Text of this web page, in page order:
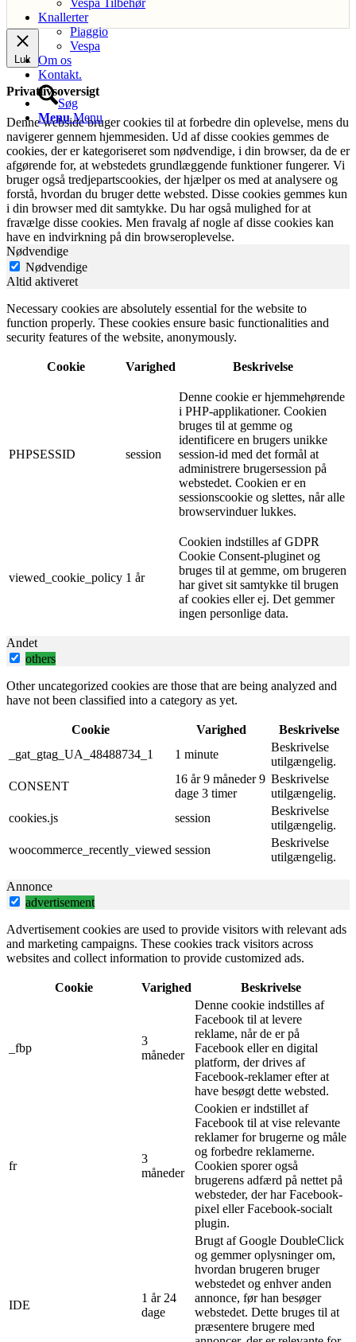
Vespa Tilbehør
Knallerter
Piaggio
Vespa
Om os
Kontakt.
Søg
Menu Menu
Luk
Privatlivsoversigt
Denne webside bruger cookies til at forbedre din oplevelse, mens du
navigerer gennem hjemmesiden. Ud af disse cookies gemmes de
cookies, der er kategoriseret som nødvendige, i din browser, da de er
afgørende for, at webstedets grundlæggende funktioner fungerer. Vi
bruger også tredjepartscookies, der hjælper os med at analysere og
forstå, hvordan du bruger dette websted. Disse cookies gemmes kun
i din browser med dit samtykke. Du har også mulighed for at
fravælge disse cookies. Men fravalg af nogle af disse cookies kan
have en indvirkning på din browseroplevelse.
Nødvendige
Nødvendige
Altid aktiveret
Necessary cookies are absolutely essential for the website to
function properly. These cookies ensure basic functionalities and
security features of the website, anonymously.
Cookie Varighed Beskrivelse
PHPSESSID session
Denne cookie er hjemmehørende
i PHP-applikationer. Cookien
bruges til at gemme og
identificere en brugers unikke
session-id med det formål at
administrere brugersession på
webstedet. Cookien er en
sessionscookie og slettes, når alle
browservinduer lukkes.
viewed_cookie_policy 1 år
Cookien indstilles af GDPR
Cookie Consent-pluginet og
bruges til at gemme, om brugeren
har givet sit samtykke til brugen
af ​​cookies eller ej. Det gemmer
ingen personlige data.
Andet
others
Other uncategorized cookies are those that are being analyzed and
have not been classified into a category as yet.
Cookie Varighed
Beskrivelse
_gat_gtag_UA_48488734_1
1 minute
Beskrivelse
utilgængelig.
CONSENT
16 år 9 måneder 9
dage 3 timer
Beskrivelse
utilgængelig.
cookies.js
session
Beskrivelse
utilgængelig.
woocommerce_recently_viewed session
Beskrivelse
utilgængelig.
Annonce
advertisement
Advertisement cookies are used to provide visitors with relevant ads
and marketing campaigns. These cookies track visitors across
websites and collect information to provide customized ads.
Cookie Varighed Beskrivelse
_fbp
3
måneder
Denne cookie indstilles af
Facebook til at levere
reklame, når de er på
Facebook eller en digital
platform, der drives af
Facebook-reklamer efter at
have besøgt dette websted.
fr
3
måneder
Cookien er indstillet af
Facebook til at vise relevante
reklamer for brugerne og måle
og forbedre reklamerne.
Cookien sporer også
brugerens adfærd på nettet på
websteder, der har Facebook-
pixel eller Facebook-socialt
plugin.
IDE
1 år 24
dage
Brugt af Google DoubleClick
og gemmer oplysninger om,
hvordan brugeren bruger
webstedet og enhver anden
annonce, før han besøger
webstedet. Dette bruges til at
præsentere brugere med